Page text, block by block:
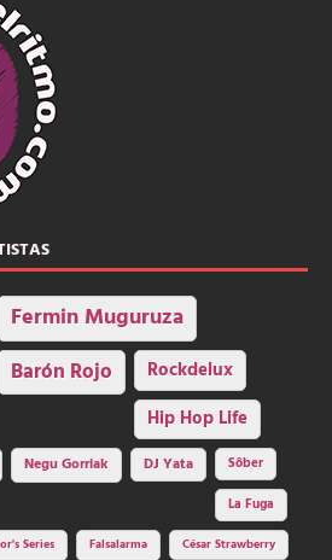
Fermin Muguruza
Barón Rojo Rockdelux
Hip Hop Life
Negu Gorriak DJ Yata
Sôber
La Fuga
Series Falsalarma César Strawberry